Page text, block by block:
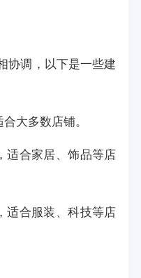
协调，以下是一些建
大多数店铺。
适合家居、饰品等店
适合服装、科技等店